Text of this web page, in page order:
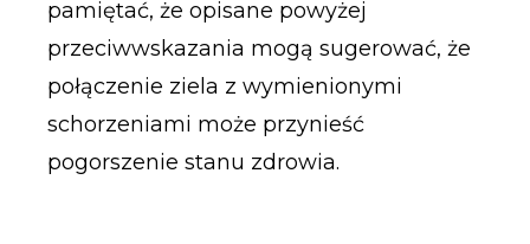
pamiętać, że opisane powyżej
przeciwwskazania mogą sugerować, że
połączenie ziela z wymienionymi
schorzeniami może przynieść
pogorszenie stanu zdrowia.